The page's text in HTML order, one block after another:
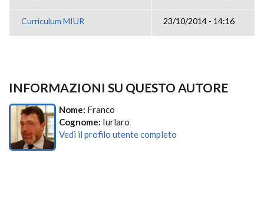
Curriculum MIUR 23/10/2014 - 14:16
INFORMAZIONI SU QUESTO AUTORE
Nome: Franco
Cognome: Iurlaro
Vedi il profilo utente completo